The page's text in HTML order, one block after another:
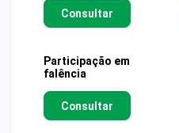
Consultar
Participação em
falência
Consultar